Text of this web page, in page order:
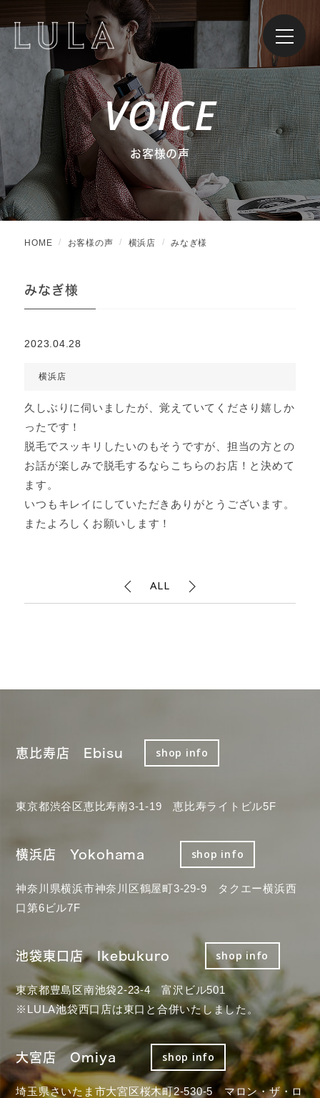
VOICE
お客様の声
HOME お客様の声 横浜店 みなぎ様
みなぎ様
2023.04.28
横浜店
久しぶりに伺いましたが、覚えていてくださり嬉しか
ったです！
脱毛でスッキリしたいのもそうですが、担当の方との
お話が楽しみで脱毛するならこちらのお店！と決めて
ます。
いつもキレイにしていただきありがとうございます。
またよろしくお願いします！
ALL
恵比寿店 Ebisu shop info
東京都渋谷区恵比寿南3-1-19 恵比寿ライトビル5F
横浜店 Yokohama shop info
神奈川県横浜市神奈川区鶴屋町3-29-9 タクエー横浜西
口第6ビル7F
池袋東口店 Ikebukuro shop info
東京都豊島区南池袋2-23-4 富沢ビル501
※LULA池袋西口店は東口と合併いたしました。
大宮店 Omiya shop info
埼玉県さいたま市大宮区桜木町2-530-5 マロン・ザ・ロ